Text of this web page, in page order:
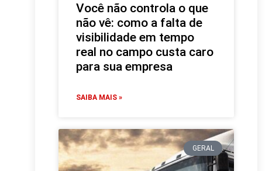
Você não controla o que
não vê: como a falta de
visibilidade em tempo
real no campo custa caro
para sua empresa
SAIBA MAIS »
GERAL